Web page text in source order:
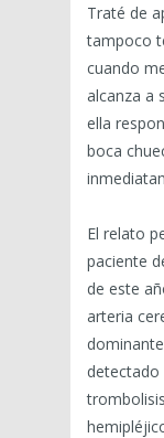
Traté de
tampoco
cuando
alcanza a
ella
boca
El relato
paciente
de este
arteria